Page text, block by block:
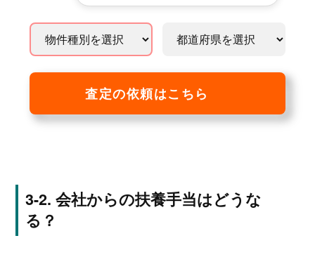
査定の依頼はこちら
会社からの扶養手当はどうな
る？